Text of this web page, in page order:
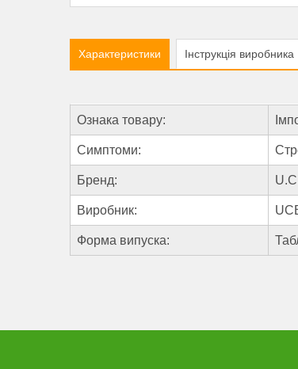
Характеристики Інструкція виробника
Ознака товару:
Симптоми:
Бренд:
Виробник:
Форма випуска: